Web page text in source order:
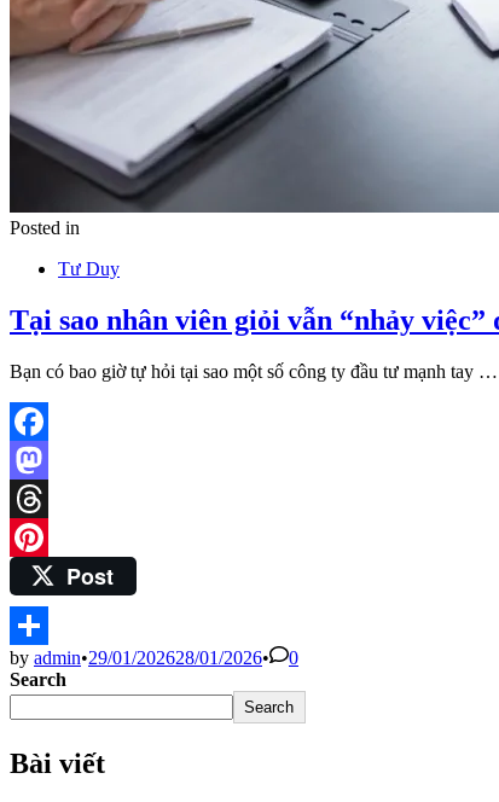
Posted in
Tư Duy
Tại sao nhân viên giỏi vẫn “nhảy
Bạn có bao giờ tự hỏi tại sao một số công ty đầu tư mạnh tay …
Facebook
Mastodon
Threads
PinterestPost
Share
by admin•29/01/202628/01/2026•
0
Search
Search
Bài viết